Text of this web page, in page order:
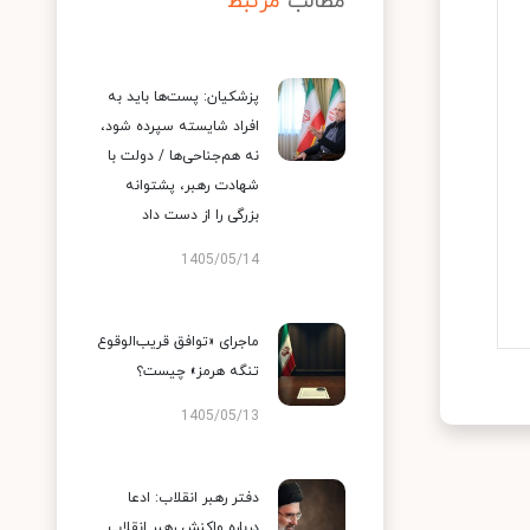
پزشکیان: پست‌ها باید به
افراد شایسته سپرده شود،
نه هم‌جناحی‌ها / دولت با
شهادت رهبر، پشتوانه
بزرگی را از دست داد
1405/05/14
ماجرای «توافق قریب‌الوقوع
تنگه هرمز» چیست؟
1405/05/13
دفتر رهبر انقلاب: ادعا